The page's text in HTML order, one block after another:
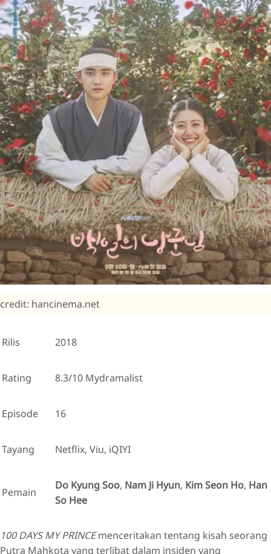
credit: hancinema.net
Rilis 2018
Rating 8.3/10 Mydramalist
Episode 16
Tayang Netflix, Viu, iQIYI
Pemain
Do Kyung Soo, Nam Ji Hyun, Kim Seon Ho, Han
So Hee
100 DAYS MY PRINCEmenceritakan tentang kisah seorang
Putra Mahkota yang terlibat dalam insiden yang